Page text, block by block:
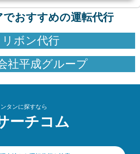
でおすすめの運転代行
リボン代行
社平成グループ
タンに探すなら
ーチコム